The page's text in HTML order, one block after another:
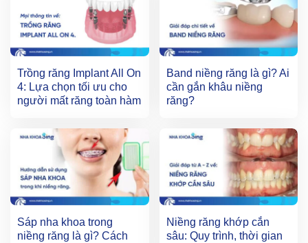
Trồng răng Implant All On
4: Lựa chọn tối ưu cho
người mất răng toàn hàm
Band niềng răng là gì? Ai
cần gắn khâu niềng
răng?
Sáp nha khoa trong
niềng răng là gì? Cách
Niềng răng khớp cắn
sâu: Quy trình, thời gian